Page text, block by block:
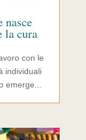
la cura
con le
individuali
emerge...